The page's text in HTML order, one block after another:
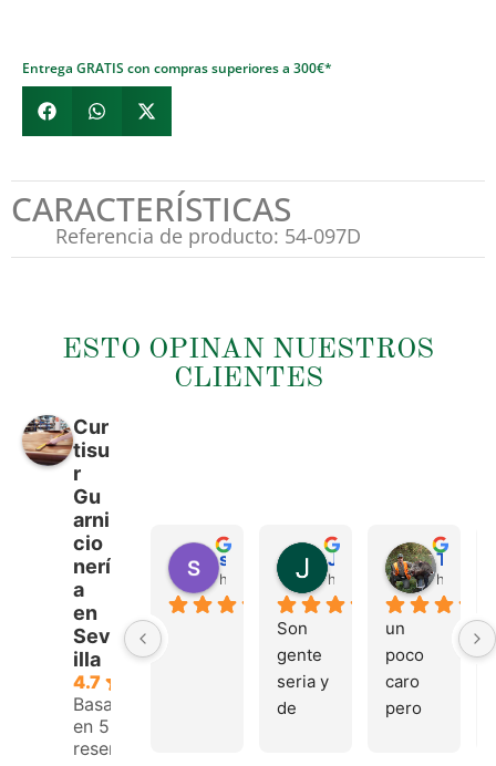
Entrega GRATIS con compras superiores a 300€*
CARACTERÍSTICAS
Referencia de producto: 54-097D
ESTO OPINAN NUESTROS
CLIENTES
Cur
tisu
r
Gu
arni
cio
nerí
a
en
Sev
illa
4.7
Basado
en 53
reseñas.
hace 4 meses hace 4 meses
Son
gente
seria y
de
hace 4
un
poco
caro
pero